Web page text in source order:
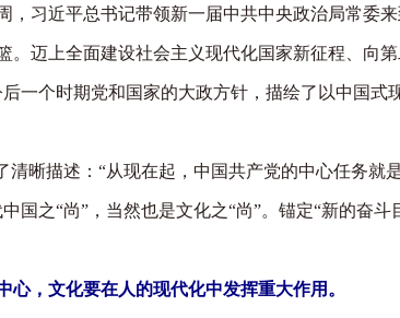
习近平总书记带领新一届中共中央政治局常委来
上全面建设社会主义现代化国家新征程、向第
个时期党和国家的大政方针，描绘了以中国式
晰描述：“从现在起，中国共产党的中心任务就
国之“尚”，当然也是文化之“尚”。锚定“新的奋
心，文化要在人的现代化中发挥重大作用。